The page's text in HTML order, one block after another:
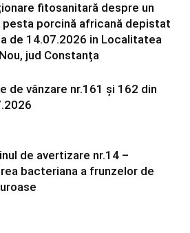
fitosanitară despre un
porcină africană depistat
de 14.07.2026 in Localitatea
jud Constanța
de vânzare nr.161 și 162 din
de avertizare nr.14 –
bacteriana a frunzelor de